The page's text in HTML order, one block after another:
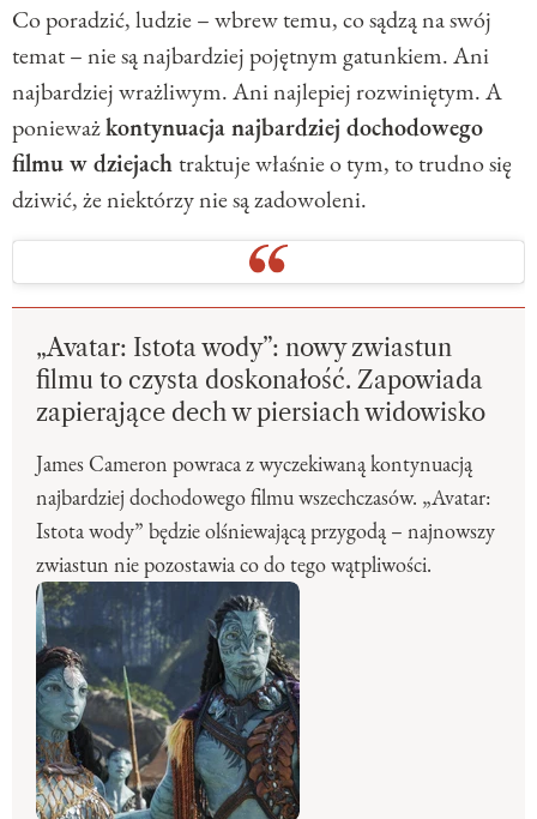
Co poradzić, ludzie – wbrew temu, co sądzą na swój
temat – nie są najbardziej pojętnym gatunkiem. Ani
najbardziej wrażliwym. Ani najlepiej rozwiniętym. A
ponieważkontynuacja najbardziej dochodowego
filmu w dziejachtraktuje właśnie o tym, to trudno się
dziwić, że niektórzy nie są zadowoleni.
„Avatar: Istota wody”: nowy zwiastun
filmu to czysta doskonałość. Zapowiada
zapierające dech w piersiach widowisko
James Cameron powraca z wyczekiwaną kontynuacją
najbardziej dochodowego filmu wszechczasów. „Avatar:
Istota wody” będzie olśniewającą przygodą – najnowszy
zwiastun nie pozostawia co do tego wątpliwości.